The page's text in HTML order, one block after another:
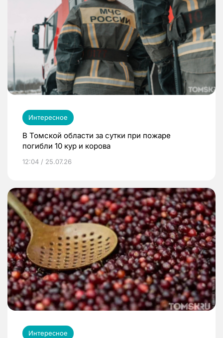
Интересное
В Томской области за сутки при пожаре
погибли 10 кур и корова
12:04 / 25.07.26
Интересное